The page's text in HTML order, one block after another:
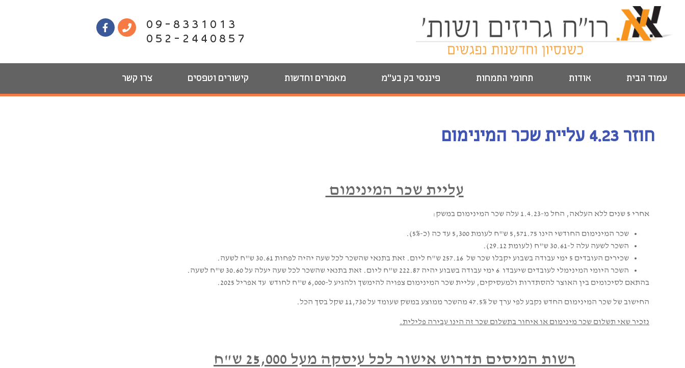
09-8331013
052-2440857
עמוד הבית אודות תחומי התמחות פיננסי בק בע"מ מאמרים וחדשות קישורים וטפסים צרו קשר
חוזר 4.23 עליית שכר המינימום
עליית שכר המינימום
אחרי 5 שנים ללא העלאה, החל מ-1.4.23 עלה שכר המינימום במשק:
שכר המינימום החודשי הינו 5,571.75 ש"ח לעומת 5,300 עד כה (כ-5%).
השכר לשעה עלה ל-30.61 ש"ח (לעומת 29.12).
שכירים העובדים 5 ימי עבודה בשבוע יקבלו שכר של 257.16 ש"ח ליום. זאת בתנאי שהשכר לכל שעה יהיה לפחות 30.61 ש"ח לשעה.
השכר היומי המינימלי לעובדים שיעבדו 6 ימי עבודה בשבוע יהיה 222.87 ש"ח ליום. זאת בתנאי שהשכר לכל שעה יעלה על 30.60 ש"ח לשעה.
בהתאם לסיכומים בין האוצר להסתדרות ולמעסיקים, עליית שכר המינימום צפויה להימשך ולהגיע ל-6,000 ש"ח לחודש עד אפריל 2025.
החישוב של שכר המינימום החדש נקבע לפי ערך של 47.5% מהשכר ממוצע במשק שעומד על 11,730 שקל בסך הכל.
נזכיר שאי תשלום שכר מינימום או איחור בתשלום שכר זה הינו עבירה פלילית.
רשות המיסים תדרוש אישור לכל עיסקה מעל 25,000 ש"ח